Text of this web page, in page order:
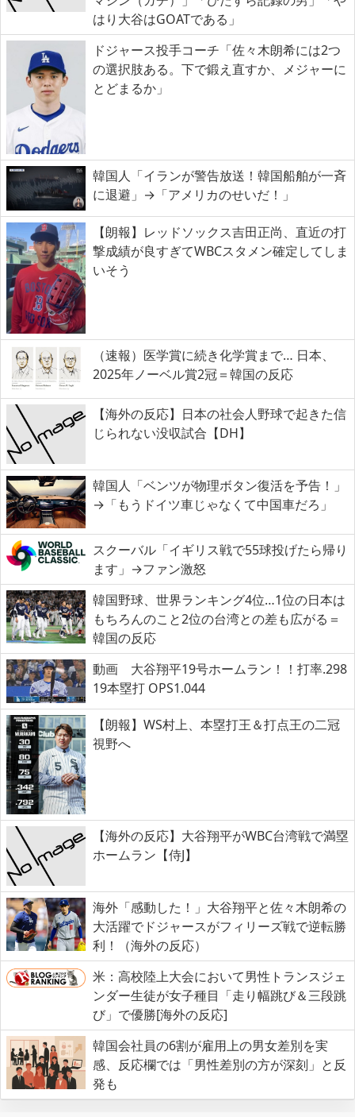
はり大谷はGOATである」
ドジャース投手コーチ「佐々木朗希には2つ
の選択肢ある。下で鍛え直すか、メジャーに
とどまるか」
韓国人「イランが警告放送！韓国船舶が一斉
に退避」→「アメリカのせいだ！」
【朗報】レッドソックス吉田正尚、直近の打
撃成績が良すぎてWBCスタメン確定してしま
いそう
（速報）医学賞に続き化学賞まで… 日本、
2025年ノーベル賞2冠＝韓国の反応
【海外の反応】日本の社会人野球で起きた信
じられない没収試合【DH】
韓国人「ベンツが物理ボタン復活を予告！」
→「もうドイツ車じゃなくて中国車だろ」
スクーバル「イギリス戦で55球投げたら帰り
ます」→ファン激怒
韓国野球、世界ランキング4位…1位の日本は
もちろんのこと2位の台湾との差も広がる＝
韓国の反応
動画 大谷翔平19号ホームラン！！打率.298
19本塁打 OPS1.044
【朗報】WS村上、本塁打王＆打点王の二冠
視野へ
【海外の反応】大谷翔平がWBC台湾戦で満塁
ホームラン【侍J】
海外「感動した！」大谷翔平と佐々木朗希の
大活躍でドジャースがフィリーズ戦で逆転勝
利！（海外の反応）
米：高校陸上大会において男性トランスジェ
ンダー生徒が女子種目「走り幅跳び＆三段跳
び」で優勝[海外の反応]
韓国会社員の6割が雇用上の男女差別を実
感、反応欄では「男性差別の方が深刻」と反
発も